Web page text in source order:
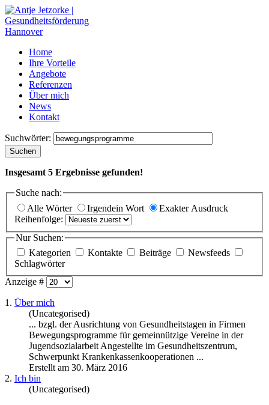
Home
Ihre Vorteile
Angebote
Referenzen
Über mich
News
Kontakt
Suchwörter:
Suchen
Insgesamt 5 Ergebnisse gefunden!
Suche nach:
Alle Wörter
Irgendein Wort
Exakter Ausdruck
Reihenfolge:
Nur Suchen:
Kategorien
Kontakte Beiträge
Newsfeeds
Schlagwörter
Anzeige #
1. Über mich
(Uncategorised)
... bzgl. der Ausrichtung von Gesundheitstagen in Firmen
Bewegungsprogramme für gemeinnützige Vereine in der
Jugendsozialarbeit Angestellte im Gesundheitszentrum,
Schwerpunkt Krankenkassenkooperationen ...
Erstellt am 30. März 2016
2. Ich bin
(Uncategorised)